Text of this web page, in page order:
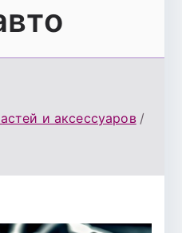
и аксессуаров